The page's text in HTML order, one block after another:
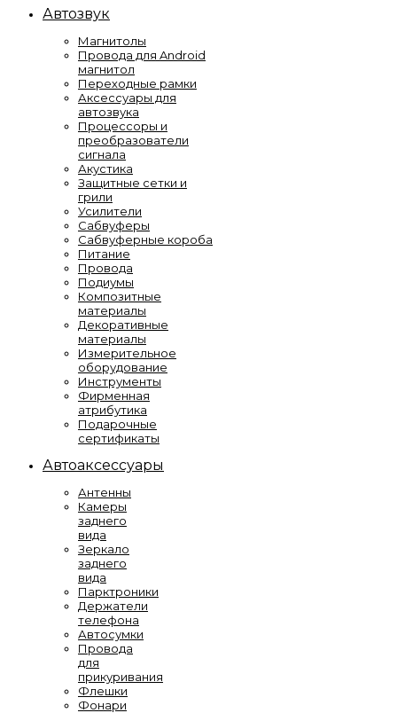
Автозвук
Магнитолы
Провода для Android
магнитол
Переходные рамки
Аксессуары для
автозвука
Процессоры и
преобразователи
сигнала
Акустика
Защитные сетки и
грили
Усилители
Сабвуферы
Сабвуферные короба
Питание
Провода
Подиумы
Композитные
материалы
Декоративные
материалы
Измерительное
оборудование
Инструменты
Фирменная
атрибутика
Подарочные
сертификаты
Автоаксессуары
Антенны
Камеры
заднего
вида
Зеркало
заднего
вида
Парктроники
Держатели
телефона
Автосумки
Провода
для
прикуривания
Флешки
Фонари